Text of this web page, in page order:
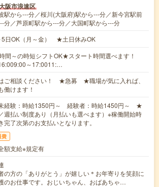
阪市浪速区
駅から---分／桜川(大阪府)駅から---分／新今宮駅前
分／芦原町駅から---分／大国町駅から---分
5日OK（月～金） ★土日休みOK
間～の時短シフトOK★スタート時間選べます！
～17:0011:…
ご相談ください！ ★急募 ★職場が気に入れば、
働けます！
経験：時給1350円～ 経験者：時給1450円～ ★
週払い制度あり（月払いも選べます）※稼働開始時
完了次第のお支払いとなります。
費
額支給※規定有
の方の「ありがとう」が嬉しい＊お年寄りを笑顔に
のお仕事です。おじいちゃん、おばあちゃ…